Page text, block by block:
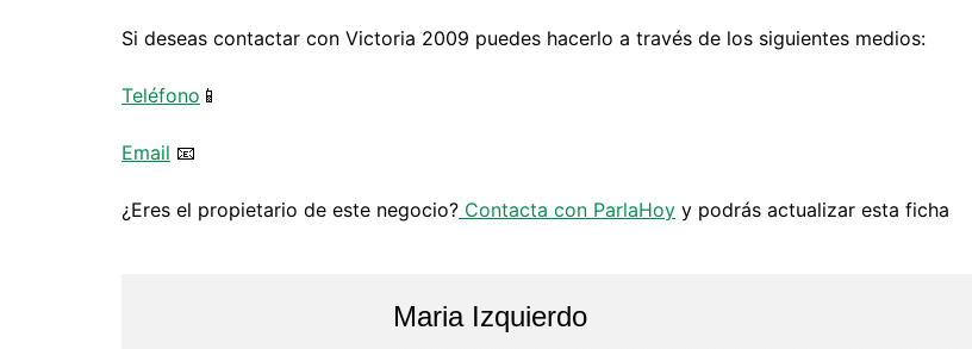
Si deseas contactar con Victoria 2009 puedes hacerlo a través de los siguientes medios:
Teléfono 📱
Email 📧
¿Eres el propietario de este negocio? Contacta con ParlaHoy y podrás actualizar esta ficha
Maria Izquierdo